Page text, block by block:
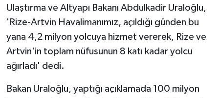
Ulaştırma ve Altyapı Bakanı Abdulkadir Uraloğlu,
'Rize-Artvin Havalimanımız, açıldığı günden bu
yana 4,2 milyon yolcuya hizmet vererek, Rize ve
Artvin'in toplam nüfusunun 8 katı kadar yolcu
ağırladı' dedi.
Bakan Uraloğlu, yaptığı açıklamada 100 milyon